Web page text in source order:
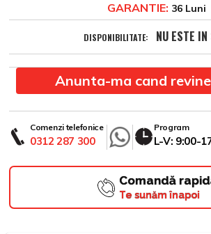
GARANTIE: 36 Luni
DISPONIBILITATE: NU ESTE IN
Anunta-ma cand
Comenzi telefonice
0312 287 300
Program
L-V: 9:00-
Comandă
Te sunăm înapoi